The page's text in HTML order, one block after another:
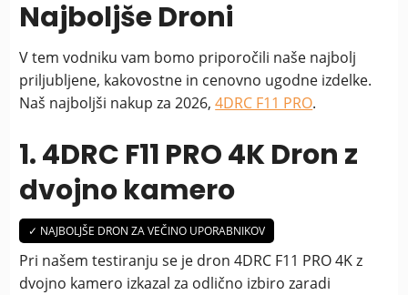
Najboljše Droni
V tem vodniku vam bomo priporočili naše najbolj
priljubljene, kakovostne in cenovno ugodne izdelke.
Naš najboljši nakup za 2026,4DRC F11 PRO.
1. 4DRC F11 PRO 4K Dron z
dvojno kamero
✓ NAJBOLJŠE DRON ZA VEČINO UPORABNIKOV
Pri našem testiranju se je dron 4DRC F11 PRO 4K z
dvojno kamero izkazal za odlično izbiro zaradi